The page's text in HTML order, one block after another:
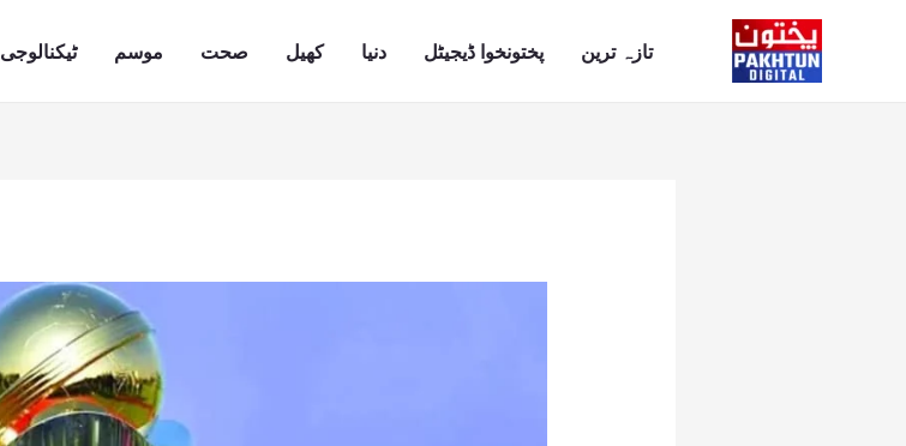
تازہ ترین پختونخوا ڈیجیٹل دنیا کھیل صحت موسم ٹیکنالوجی